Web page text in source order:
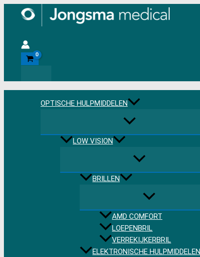
inhoud
OPTISCHE HULPMIDDELEN
LOW VISION
BRILLEN
AMD COMFORT
LOEPENBRIL
VERREKIJKERBRIL
ELEKTRONISCHE HULPMIDDELEN